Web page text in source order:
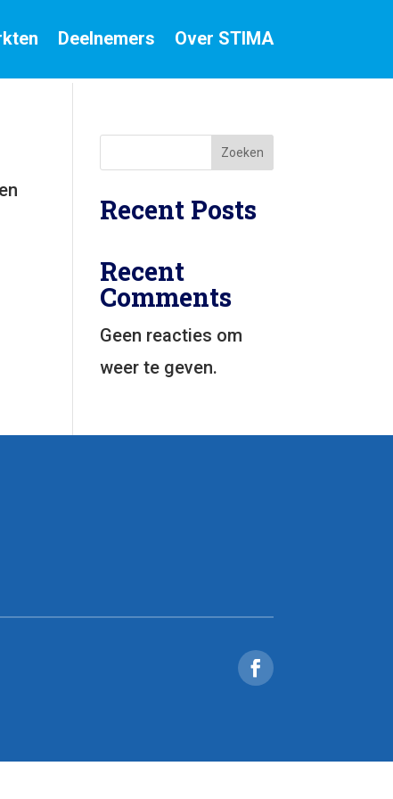
Deelnemers Over STIMA
Zoeken
Recent Posts
Recent
Comments
Geen reacties om
weer te geven.